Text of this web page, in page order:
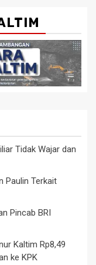
Tidak Wajar dan
Paulin Terkait
Pincab BRI
Kaltim Rp8,49
ke KPK